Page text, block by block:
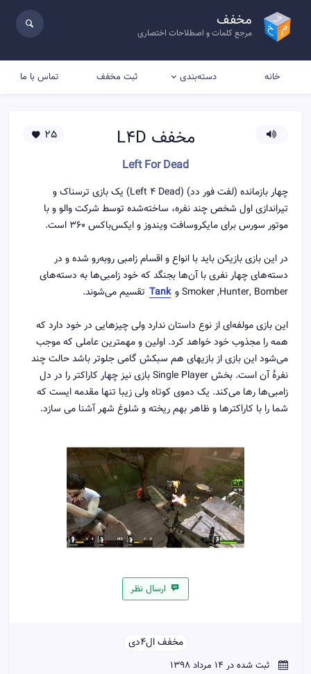
مخفف
مرجع کلمات و اصطلاحات اختصاری
خانه دسته‌بندی ثبت مخفف تماس با ما
مخفف L4D
Left For Dead
25
چهار بازمانده (لفت فور دد) (Left 4 Dead) یک بازی ترسناک و
تیراندازی اول شخص چند نفره، ساخته‌شده توسط شرکت والو و با
موتور سورس برای مایکروسافت ویندوز و ایکس‌باکس ۳۶۰ است.
در این بازی بازیکن باید با انواع و اقسام زامبی روبه‌رو شده و در
دسته‌های چهار نفری با آن‌ها بجنگد که خود زامبی‌ها به دسته‌های
Smoker ,Hunter, Bomber و
Tank تقسیم می‌شوند.
این بازی مولفه‌ای از نوع داستان ندارد ولی چیزهایی در خود دارد که
همه را مجذوب خود خواهد کرد. اولین و مهمترین عاملی که موجب
می‌شود این بازی از بازیهای هم سبکش گامی جلوتر باشد حالت چند
نفرهٔ آن است. بخش Single Player بازی نیز چهار کاراکتر را در دل
زامبی‌ها رها می‌کند. یک دموی کوتاه ولی زیبا تنها مقدمه ایست که
شما را با کاراکترها و ظاهر بهم ریخته و شلوغ شهر آشنا می سازد.
ارسال نظر
مخفف ال‌4‌دی‌‌
ثبت شده در 14 مرداد 1398